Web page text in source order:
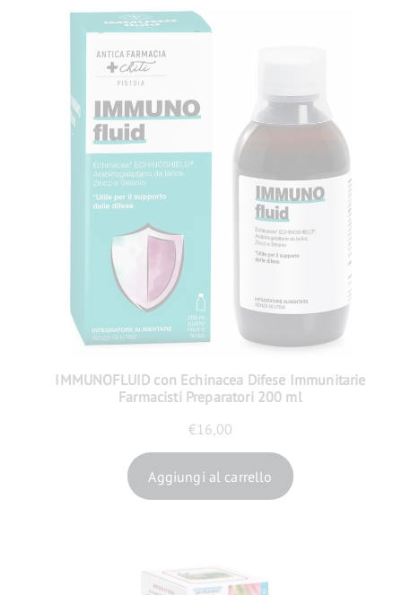
IMMUNOFLUID con Echinacea Difese Immunitarie
Farmacisti Preparatori 200 ml
€16,00
Aggiungi al carrello